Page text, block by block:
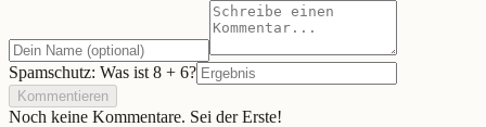
Spamschutz: Was ist 8 + 6?
Kommentieren
Noch keine Kommentare. Sei der Erste!